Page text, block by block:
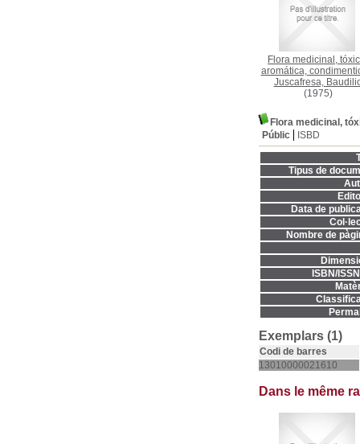
Flora medicinal,
aromática,
Juscafresa,
(1975)
Flora medicinal,
Públic
ISBD
Tipus de
Data de
Nombre de
ISBN/
Exemplars (1)
Codi de barres
13010000021610
Dans le même